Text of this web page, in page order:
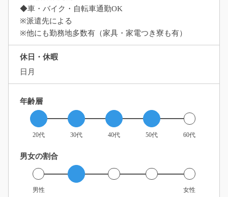
◆車・バイク・自転車通勤OK
※派遣先による
※他にも勤務地多数有（家具・家電つき寮も有）
休日・休暇
日月
年齢層
20代 30代 40代 50代 60代
男女の割合
男性 女性